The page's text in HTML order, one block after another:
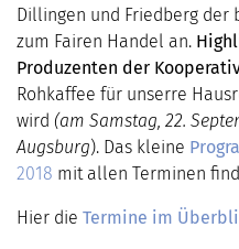
Dillingen und Friedberg der
zum Fairen Handel an.
Produzenten der
Rohkaffee für unserre
wird (am Samstag, 22.
Augsburg). Das kleine
2018 mit allen Terminen
Hier die Termine im